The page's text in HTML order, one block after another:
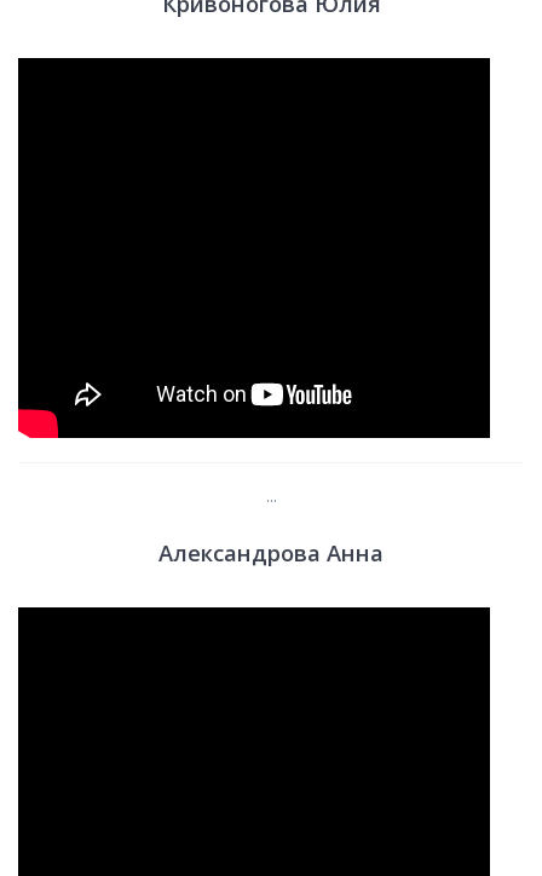
...
Александрова Анна